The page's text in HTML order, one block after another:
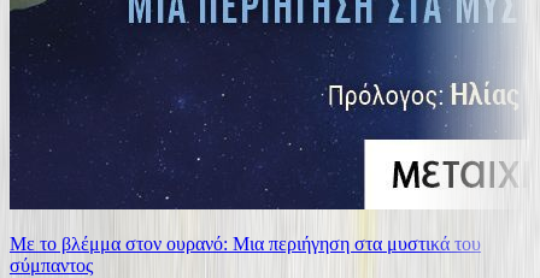
Με το βλέμμα στον ουρανό: Μια περιήγηση στα μυστικά του
σύμπαντος